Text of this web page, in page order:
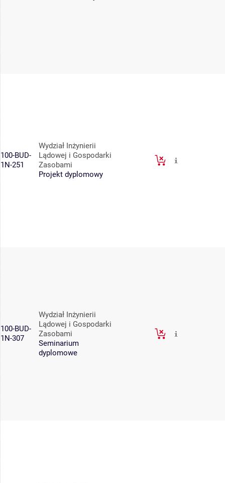
100-BUD-
1N-251
Wydział Inżynierii
Lądowej i Gospodarki
Zasobami
Projekt dyplomowy
100-BUD-
1N-307
Wydział Inżynierii
Lądowej i Gospodarki
Zasobami
Seminarium
dyplomowe